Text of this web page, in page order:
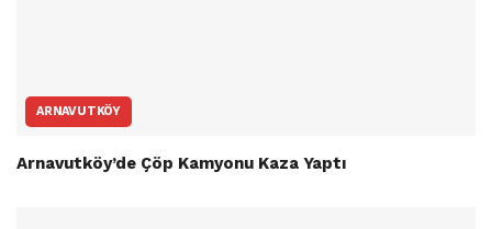
ARNAVUTKÖY
Arnavutköy’de Çöp Kamyonu Kaza Yaptı